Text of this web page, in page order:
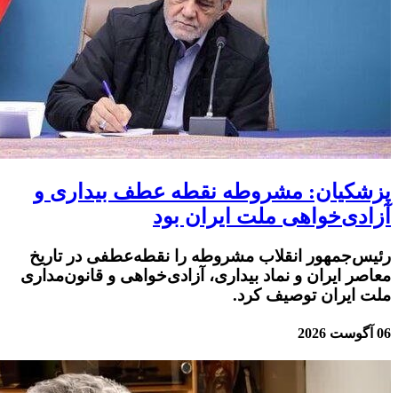
پزشکیان: مشروطه نقطه عطف بیداری و
آزادی‌خواهی ملت ایران بود
رئیس‌جمهور انقلاب مشروطه را نقطه‌عطفی در تاریخ
معاصر ایران و نماد بیداری، آزادی‌خواهی و قانون‌مداری
ملت ایران توصیف کرد.
06 آگوست 2026